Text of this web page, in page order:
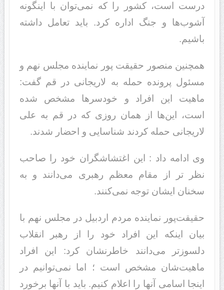
درست است، کشور را که نمی‌توان با اینگونه
آشوب‌ها و جنگ اداره کرد. باید تعامل داشته
باشیم.
همچنین منصور حقیقت پور نماینده مجلس نهم و
مسئول پرونده حمله به لاریجانی در قم گفت:
ماهیت این افراد و خودسرها مشخص شده
است، این‌ها از همان روزی که در قم به علی
لاریجانی حمله کردند شناسایی و احضار شدند.
وی ادامه داد : این اغتشاشگران خود را صاحب
نظر تر از مقام معظم رهبری می‌دانند و به
سخنان ایشان توجه نمی‌کنند.
حقیقت‌پور نماینده مردم اردبیل در مجلس نهم با
بیان اینکه این افراد خود را از رهبر انقلاب
دلسوزتر می‌دانند خاطرنشان کرد: این افراد
ماهیت‌‌شان مشخص است ؛ اما نمی‌توانیم در
اینجا اسامی آنها را اعلام کنیم. باید با آنها برخورد